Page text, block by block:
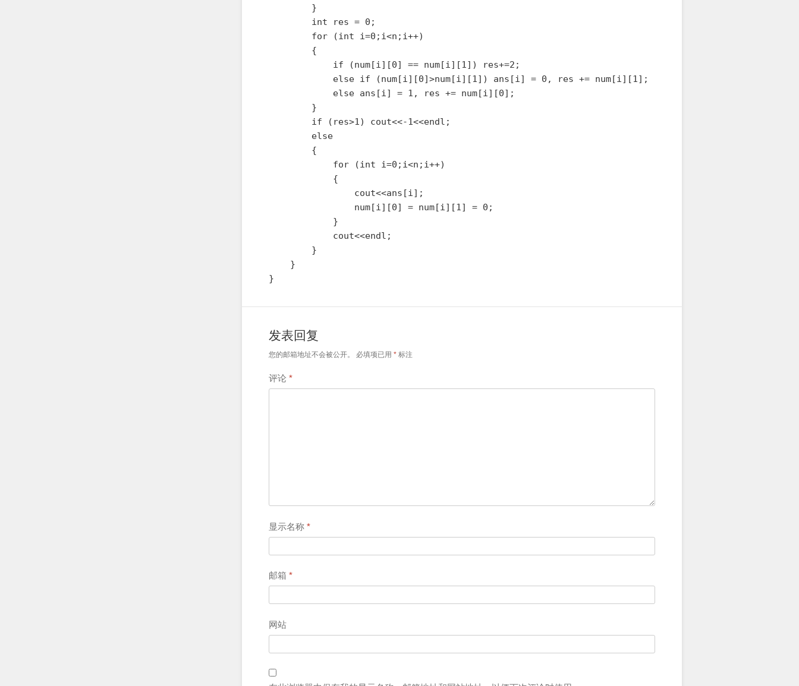
        }
        int res = 0;
        for (int i=0;i<n;i++)
        {
            if (num[i][0] == num[i][1]) res+=2;
            else if (num[i][0]>num[i][1]) ans[i] = 0, res += num[i][1];
            else ans[i] = 1, res += num[i][0];
        }
        if (res>1) cout<<-1<<endl;
        else
        {
            for (int i=0;i<n;i++)
            {
                cout<<ans[i];
                num[i][0] = num[i][1] = 0;
            }
            cout<<endl;
        }
    }
发表回复
您的邮箱地址不会被公开。 必填项已用 * 标注
评论 *
显示名称 *
邮箱 *
网站